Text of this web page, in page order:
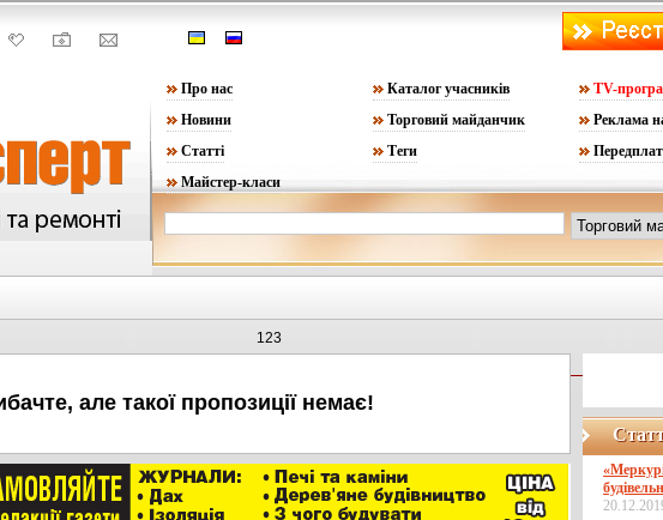
Про нас Каталог учасників
TV-
Новини
Торговий майданчик
Реклама
Статті
Теги
Майстер-класи
123
але такої пропозиції немає!